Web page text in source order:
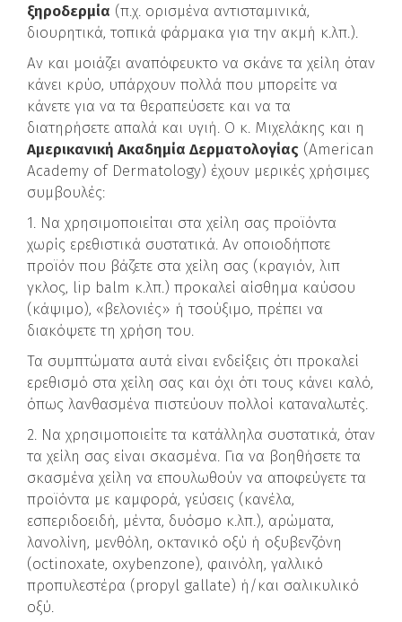
ξηροδερμία (π.χ. ορισμένα αντισταμινικά,
διουρητικά, τοπικά φάρμακα για την ακμή κ.λπ.).
Αν και μοιάζει αναπόφευκτο να σκάνε τα χείλη όταν
κάνει κρύο, υπάρχουν πολλά που μπορείτε να
κάνετε για να τα θεραπεύσετε και να τα
διατηρήσετε απαλά και υγιή. Ο κ. Μιχελάκης και η
Αμερικανική Ακαδημία Δερματολογίας (American
Academy of Dermatology) έχουν μερικές χρήσιμες
συμβουλές:
1. Να χρησιμοποιείται στα χείλη σας προϊόντα
χωρίς ερεθιστικά συστατικά. Αν οποιοδήποτε
προϊόν που βάζετε στα χείλη σας (κραγιόν, λιπ
γκλος, lip balm κ.λπ.) προκαλεί αίσθημα καύσου
(κάψιμο), «βελονιές» ή τσούξιμο, πρέπει να
διακόψετε τη χρήση του.
Τα συμπτώματα αυτά είναι ενδείξεις ότι προκαλεί
ερεθισμό στα χείλη σας και όχι ότι τους κάνει καλό,
όπως λανθασμένα πιστεύουν πολλοί καταναλωτές.
2. Να χρησιμοποιείτε τα κατάλληλα συστατικά, όταν
τα χείλη σας είναι σκασμένα. Για να βοηθήσετε τα
σκασμένα χείλη να επουλωθούν να αποφεύγετε τα
προϊόντα με καμφορά, γεύσεις (κανέλα,
εσπεριδοειδή, μέντα, δυόσμο κ.λπ.), αρώματα,
λανολίνη, μενθόλη, οκτανικό οξύ ή οξυβενζόνη
(octinoxate, oxybenzone), φαινόλη, γαλλικό
προπυλεστέρα (propyl gallate) ή/και σαλικυλικό
οξύ.